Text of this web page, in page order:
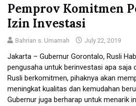
Pemprov Komitmen
Izin Investasi
Bahrian s. Umamah July 22, 2019
Jakarta – Gubernur Gorontalo, Rusli
pengusaha untuk berinvestasi apa saja
Rusli berkomitmen, pihaknya akan
meningkat kualitas dan kemudahan
Gubernur juga berharap untuk menarik